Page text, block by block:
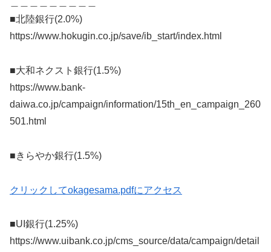
■北陸銀行(2.0%)
https://www.hokugin.co.jp/save/ib_start/index.html
■大和ネクスト銀行(1.5%)
https://www.bank-
daiwa.co.jp/campaign/information/15th_en_campaign_260
501.html
■きらやか銀行(1.5%)
クリックしてokagesama.pdfにアクセス
■UI銀行(1.25%)
https://www.uibank.co.jp/cms_source/data/campaign/detail